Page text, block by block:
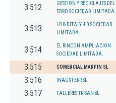
3.512
GESTION Y RECICLAJES DEL
EBRO SOCIEDAD LIMITADA.
3.513
LB & DITALY 4.0 SOCIEDAD
LIMITADA.
3.514
EL RINCON AMPLIACION
SOCIEDAD LIMITADA.
3.515 COMERCIAL MARPIN SL
3.516 INAUXFERR SL
3.517 TALLERES TRISAN SL